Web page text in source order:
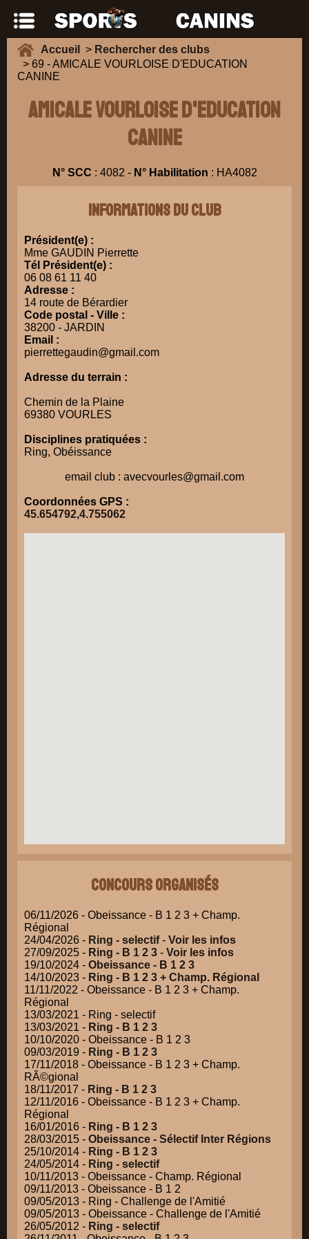
Accueil > Rechercher des clubs
> 69 - AMICALE VOURLOISE D'EDUCATION
CANINE
AMICALE VOURLOISE D'EDUCATION
CANINE
N° SCC : 4082 - N° Habilitation : HA4082
Informations du club
Président(e) :
Mme GAUDIN Pierrette
Tél Président(e) :
06 08 61 11 40
Adresse :
14 route de Bérardier
Code postal - Ville :
38200 - JARDIN
Email :
pierrettegaudin@gmail.com
Adresse du terrain :
Chemin de la Plaine
69380 VOURLES
Disciplines pratiquées :
Ring, Obéissance
email club : avecvourles@gmail.com
Coordonnées GPS :
45.654792,4.755062
Concours organisés
06/11/2026 - Obeissance - B 1 2 3 + Champ.
Régional
24/04/2026 - Ring - selectif- Voir les infos
27/09/2025 - Ring - B 1 2 3 - Voir les infos
19/10/2024 - Obeissance - B 1 2 3
14/10/2023 - Ring - B 1 2 3 + Champ. Régional
11/11/2022 - Obeissance - B 1 2 3 + Champ.
Régional
13/03/2021 - Ring - selectif
13/03/2021 - Ring - B 1 2 3
10/10/2020 - Obeissance - B 1 2 3
09/03/2019 - Ring - B 1 2 3
17/11/2018 - Obeissance - B 1 2 3 + Champ.
RÃ©gional
18/11/2017 - Ring - B 1 2 3
12/11/2016 - Obeissance - B 1 2 3 + Champ.
Régional
16/01/2016 - Ring - B 1 2 3
28/03/2015 - Obeissance - Sélectif Inter Régions
25/10/2014 - Ring - B 1 2 3
24/05/2014 - Ring - selectif
10/11/2013 - Obeissance - Champ. Régional
09/11/2013 - Obeissance - B 1 2
09/05/2013 - Ring - Challenge de l'Amitié
09/05/2013 - Obeissance - Challenge de l'Amitié
26/05/2012 - Ring - selectif